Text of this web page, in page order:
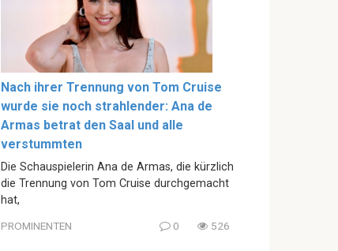
Nach ihrer Trennung von Tom Cruise
wurde sie noch strahlender: Ana de
Armas betrat den Saal und alle
verstummten
Die Schauspielerin Ana de Armas, die kürzlich
die Trennung von Tom Cruise durchgemacht
hat,
PROMINENTEN 0 526